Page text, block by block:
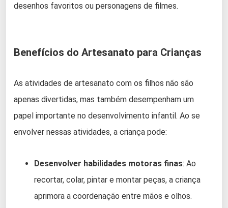
desenhos favoritos ou personagens de filmes.
Benefícios do Artesanato para Crianças
As atividades de artesanato com os filhos não são
apenas divertidas, mas também desempenham um
papel importante no desenvolvimento infantil. Ao se
envolver nessas atividades, a criança pode:
Desenvolver habilidades motoras finas: Ao
recortar, colar, pintar e montar peças, a criança
aprimora a coordenação entre mãos e olhos.